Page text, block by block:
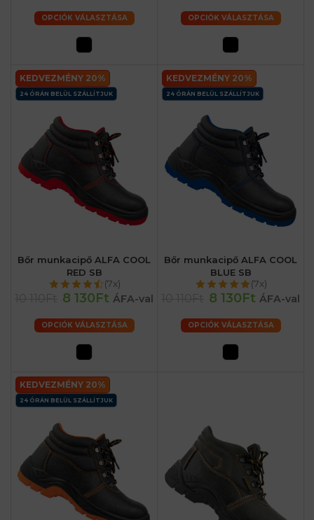
OPCIÓK VÁLASZTÁSA OPCIÓK VÁLASZTÁSA
KEDVEZMÉNY 20%
24 ÓRÁN BELÜL SZÁLLÍTJUK
Bőr munkacipő ALFA COOL
RED SB
(7x)
8 130Ft ÁFA-val
OPCIÓK VÁLASZTÁSA
KEDVEZMÉNY 20%
24 ÓRÁN BELÜL SZÁLLÍTJUK
Bőr munkacipő ALFA COOL
BLUE SB
(7x)
8 130Ft ÁFA-val
OPCIÓK VÁLASZTÁSA
KEDVEZMÉNY 20%
24 ÓRÁN BELÜL SZÁLLÍTJUK